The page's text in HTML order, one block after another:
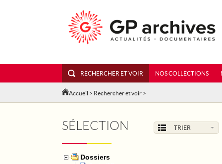
RECHERCHER ET VOIR NOS COLLECTIONS
Accueil > Rechercher et voir >
SÉLECTION TRIER